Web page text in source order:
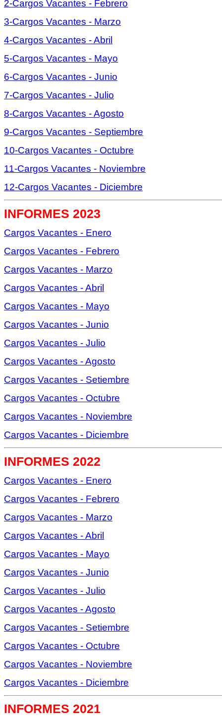
2-Cargos Vacantes - Febrero
3-Cargos Vacantes - Marzo
4-Cargos Vacantes - Abril
5-Cargos Vacantes - Mayo
6-Cargos Vacantes - Junio
7-Cargos Vacantes - Julio
8-Cargos Vacantes - Agosto
9-Cargos Vacantes - Septiembre
10-Cargos Vacantes - Octubre
11-Cargos Vacantes - Noviembre
12-Cargos Vacantes - Diciembre
INFORMES 2023
Cargos Vacantes - Enero
Cargos Vacantes - Febrero
Cargos Vacantes - Marzo
Cargos Vacantes - Abril
Cargos Vacantes - Mayo
Cargos Vacantes - Junio
Cargos Vacantes - Julio
Cargos Vacantes - Agosto
Cargos Vacantes - Setiembre
Cargos Vacantes - Octubre
Cargos Vacantes - Noviembre
Cargos Vacantes - Diciembre
INFORMES 2022
Cargos Vacantes - Enero
Cargos Vacantes - Febrero
Cargos Vacantes - Marzo
Cargos Vacantes - Abril
Cargos Vacantes - Mayo
Cargos Vacantes - Junio
Cargos Vacantes - Julio
Cargos Vacantes - Agosto
Cargos Vacantes - Setiembre
Cargos Vacantes - Octubre
Cargos Vacantes - Noviembre
Cargos Vacantes - Diciembre
INFORMES 2021